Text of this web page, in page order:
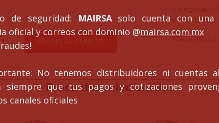
de seguridad: MAIRSAsolo cuenta con una
oficial y correos con dominio @mairsa.com.mx
No tenemos distribuidores ni cuentas
siempre que tus pagos y cotizaciones
canales oficiales
(NMRV)
,
Marca:EAGLE
Productos relacionados